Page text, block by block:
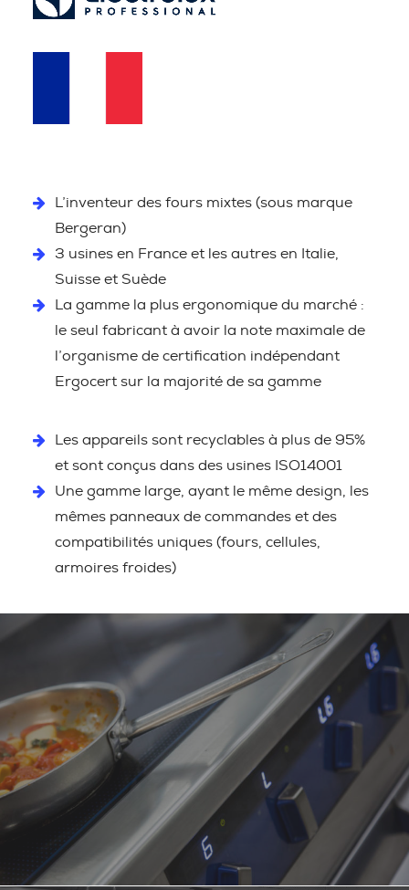
L’inventeur des fours mixtes (sous marque
Bergeran)
3 usines en France et les autres en Italie,
Suisse et Suède
La gamme la plus ergonomique du marché :
le seul fabricant à avoir la note maximale de
l’organisme de certification indépendant
Ergocert sur la majorité de sa gamme
Les appareils sont recyclables à plus de 95%
et sont conçus dans des usines ISO14001
Une gamme large, ayant le même design, les
mêmes panneaux de commandes et des
compatibilités uniques (fours, cellules,
armoires froides)